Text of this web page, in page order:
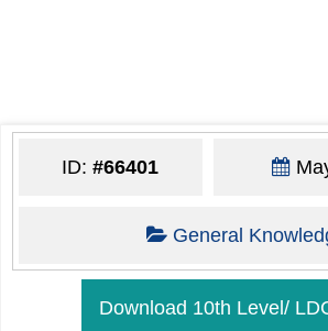
ID:#66401
General
Download 10th Level/